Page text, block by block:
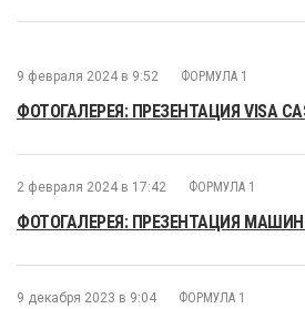
9 февраля 2024 в 9:52 ФОРМУЛА 1
ФОТОГАЛЕРЕЯ: ПРЕЗЕНТАЦИЯ VISA
2 февраля 2024 в 17:42 ФОРМУЛА 1
ФОТОГАЛЕРЕЯ: ПРЕЗЕНТАЦИЯ
9 декабря 2023 в 9:04 ФОРМУЛА 1